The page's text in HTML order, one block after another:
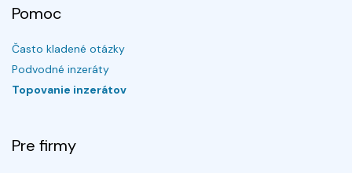
Pomoc
Často kladené otázky
Podvodné inzeráty
Topovanie inzerátov
Pre firmy